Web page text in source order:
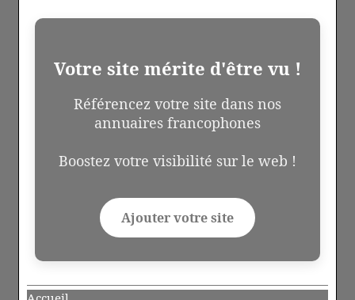
Votre site mérite d'être vu !
Référencez votre site dans nos
annuaires francophones
Boostez votre visibilité sur le web !
Ajouter votre site